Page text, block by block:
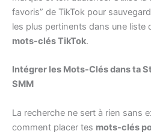
favoris” de TikTok pour
les plus pertinents dans une liste
mots-clés TikTok.
Intégrer les Mots-Clés dans ta
SMM
La recherche ne sert à rien sans
comment placer tes mots-clés